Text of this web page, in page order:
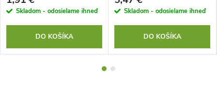
Skladom - odosielame ihneď
DO KOŠÍKA
Skladom - odosielame ihneď
DO KOŠÍKA